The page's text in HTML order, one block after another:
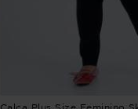
Calça Plus Size Feminino